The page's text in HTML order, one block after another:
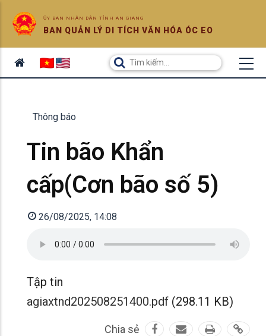
ỦY BAN NHÂN DÂN TỈNH AN GIANG
BAN QUẢN LÝ DI TÍCH VĂN HÓA ÓC EO
Thông báo
Tin bão Khẩn
cấp(Cơn bão số 5)
26/08/2025, 14:08
Tập tin
agiaxtnd202508251400.pdf (298.11 KB)
Chia sẻ